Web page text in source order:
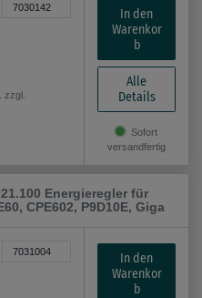
7030142
zzgl.
In den
Warenkor
b
Alle
Details
Sofort
versandfertig
Energieregler für
CPE602, P9D10E, Giga
7031004
In den
Warenkor
b